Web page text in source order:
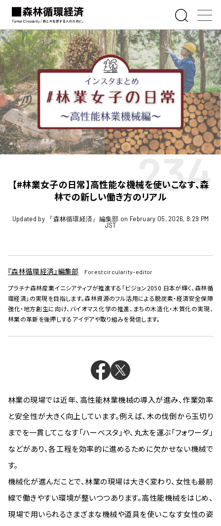
【#林業女子の日常】高性能な機械を使いこなす、森
林での新しい働き方のリアル234
Updated by 『森林循環経済』編集部 on February 05, 2026, 8:29 PM
JST
『森林循環経済』編集部 Forestcircularity-editor
プラチナ森林産業イニシアティブが推進する「ビジョン2050 日本が輝く、森林循
環経済」の実現を目指します。森林資源のフル活用による脱炭素・経済安全保障
強化・地方創生に向け、バイオマス化学の推進、まちの木造化・木質化の実現、
林業の革新を後押しするアイデアや取り組みを発信します。
林業の現場では近年、高性能林業機械の導入が進み、作業効率
と安全性が大きく向上しています。例えば、木の伐倒から玉切り
までを一貫してこなす「ハーベスタ」や、丸太を運ぶ「フォワーダ」
などがあり、各工程を効率的に進めるために欠かせない機械で
す。
機械化が進んだことで、林業の現場は大きく変わり、女性も最前
線で働きやすい環境が整いつつあります。高性能機械をはじめ、
現場で用いられるさまざまな機械や道具を使いこなす女性の姿